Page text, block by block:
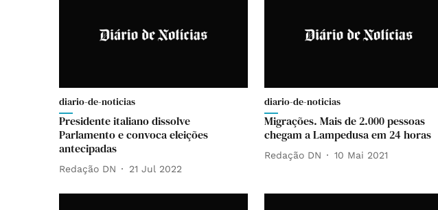
diario-de-noticias
Presidente italiano dissolve
Parlamento e convoca eleições
antecipadas
Redação DN 21 Jul 2022
diario-de-noticias
Migrações. Mais de 2.000 pessoas
chegam a Lampedusa em 24 horas
Redação DN 10 Mai 2021